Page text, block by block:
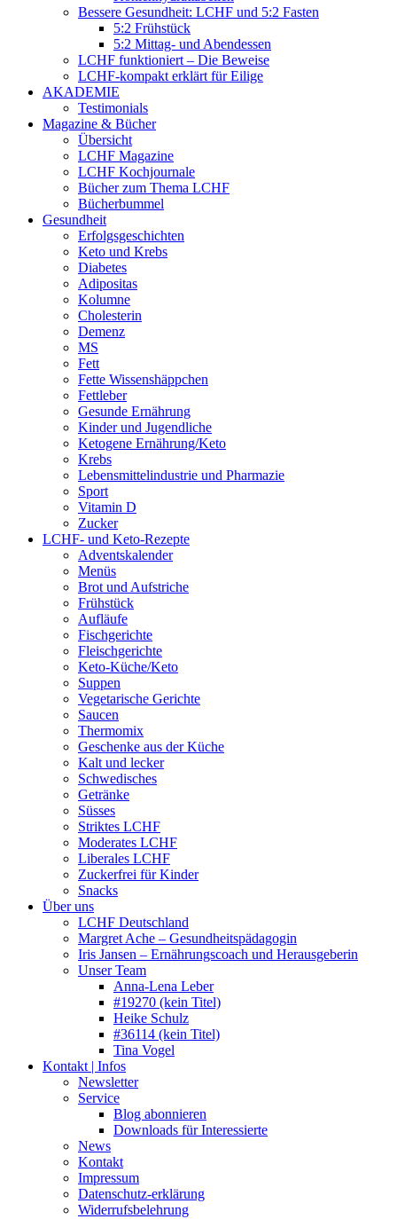
Bessere Gesundheit: LCHF und 5:2 Fasten
5:2 Frühstück
5:2 Mittag- und Abendessen
LCHF funktioniert – Die Beweise
LCHF-kompakt erklärt für Eilige
AKADEMIE
Testimonials
Magazine & Bücher
Übersicht
LCHF Magazine
LCHF Kochjournale
Bücher zum Thema LCHF
Bücherbummel
Gesundheit
Erfolgsgeschichten
Keto und Krebs
Diabetes
Adipositas
Kolumne
Cholesterin
Demenz
MS
Fett
Fette Wissenshäppchen
Fettleber
Gesunde Ernährung
Kinder und Jugendliche
Ketogene Ernährung/Keto
Krebs
Lebensmittelindustrie und Pharmazie
Sport
Vitamin D
Zucker
LCHF- und Keto-Rezepte
Adventskalender
Menüs
Brot und Aufstriche
Frühstück
Aufläufe
Fischgerichte
Fleischgerichte
Keto-Küche/Keto
Suppen
Vegetarische Gerichte
Saucen
Thermomix
Geschenke aus der Küche
Kalt und lecker
Schwedisches
Getränke
Süsses
Striktes LCHF
Moderates LCHF
Liberales LCHF
Zuckerfrei für Kinder
Snacks
Über uns
LCHF Deutschland
Margret Ache – Gesundheitspädagogin
Iris Jansen – Ernährungscoach und Herausgeberin
Unser Team
Anna-Lena Leber
#19270 (kein Titel)
Heike Schulz
#36114 (kein Titel)
Tina Vogel
Kontakt | Infos
Newsletter
Service
Blog abonnieren
Downloads für Interessierte
News
Kontakt
Impressum
Datenschutz-erklärung
Widerrufsbelehrung